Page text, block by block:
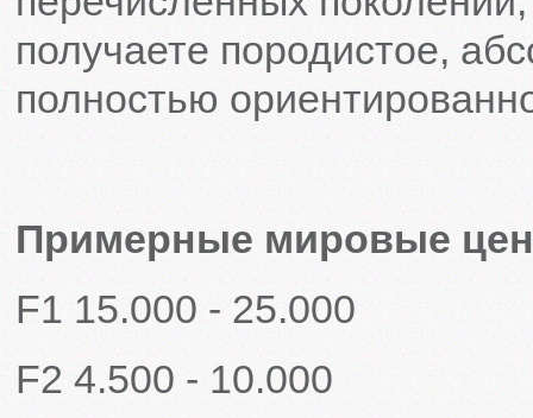
получаете породистое,
полностью
Примерные мировые
F1 15.000 - 25.000
F2 4.500 - 10.000